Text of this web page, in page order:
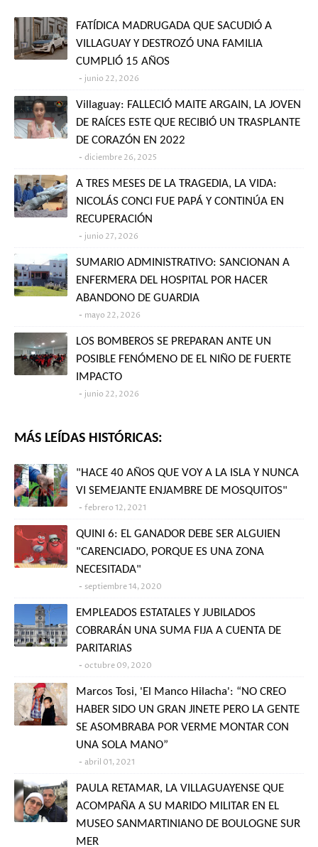
FATÍDICA MADRUGADA QUE SACUDIÓ A
VILLAGUAY Y DESTROZÓ UNA FAMILIA
CUMPLIÓ 15 AÑOS
junio 22, 2026
Villaguay: FALLECIÓ MAITE ARGAIN, LA JOVEN
DE RAÍCES ESTE QUE RECIBIÓ UN TRASPLANTE
DE CORAZÓN EN 2022
diciembre 26, 2025
A TRES MESES DE LA TRAGEDIA, LA VIDA:
NICOLÁS CONCI FUE PAPÁ Y CONTINÚA EN
RECUPERACIÓN
junio 27, 2026
SUMARIO ADMINISTRATIVO: SANCIONAN A
ENFERMERA DEL HOSPITAL POR HACER
ABANDONO DE GUARDIA
mayo 22, 2026
LOS BOMBEROS SE PREPARAN ANTE UN
POSIBLE FENÓMENO DE EL NIÑO DE FUERTE
IMPACTO
junio 22, 2026
MÁS LEÍDAS HISTÓRICAS:
"HACE 40 AÑOS QUE VOY A LA ISLA Y NUNCA
VI SEMEJANTE ENJAMBRE DE MOSQUITOS"
febrero 12, 2021
QUINI 6: EL GANADOR DEBE SER ALGUIEN
"CARENCIADO, PORQUE ES UNA ZONA
NECESITADA"
septiembre 14, 2020
EMPLEADOS ESTATALES Y JUBILADOS
COBRARÁN UNA SUMA FIJA A CUENTA DE
PARITARIAS
octubre 09, 2020
Marcos Tosi, 'El Manco Hilacha': “NO CREO
HABER SIDO UN GRAN JINETE PERO LA GENTE
SE ASOMBRABA POR VERME MONTAR CON
UNA SOLA MANO”
abril 01, 2021
PAULA RETAMAR, LA VILLAGUAYENSE QUE
ACOMPAÑA A SU MARIDO MILITAR EN EL
MUSEO SANMARTINIANO DE BOULOGNE SUR
MER